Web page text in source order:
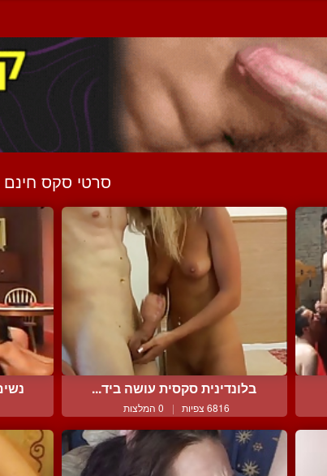
סרטי סקס חינם
בלונדינית סקסית עושה ביד...
6816 צפיות | 0 המלצות